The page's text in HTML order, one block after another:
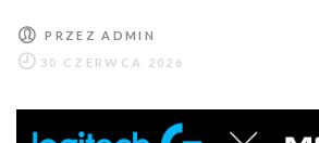
PRZEZADMIN